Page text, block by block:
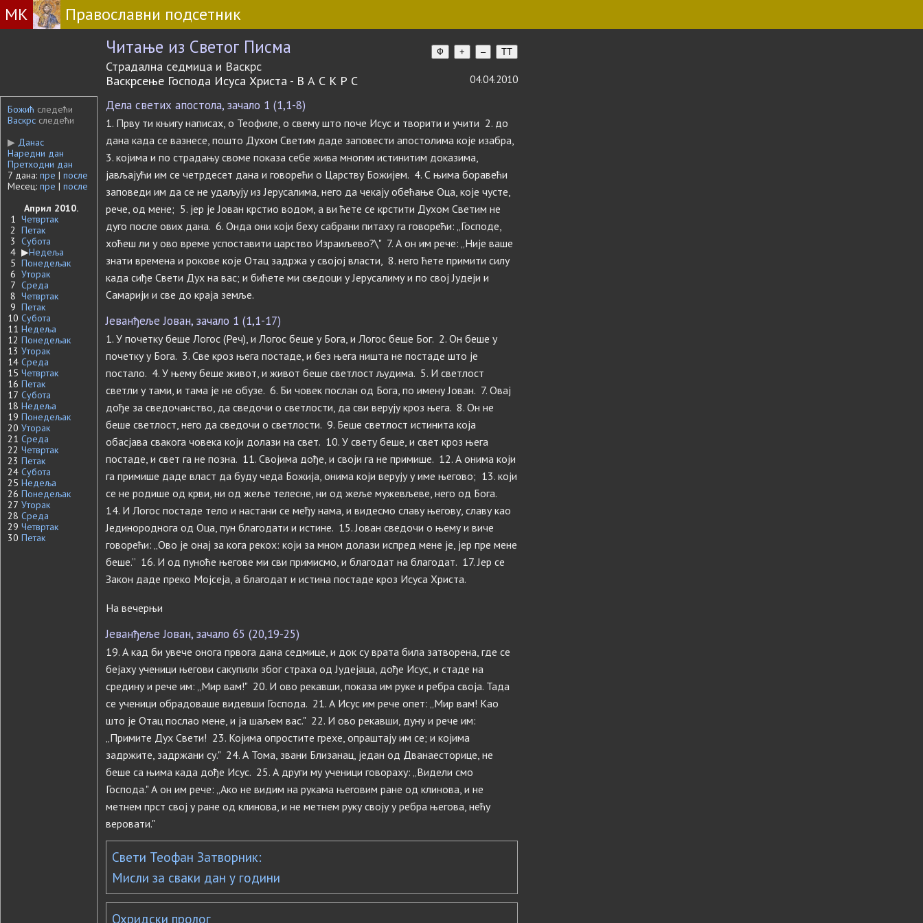
МК Православни подсетник
Читање из Светог Писма Ф + – TT
Страдална седмица и Васкрс
Васкрсење Господа Исуса Христа - В А С К Р С
04.04.2010
Божић следећи
Васкрс следећи
▶ Данас
Наредни дан
Претходни дан
7 дана: пре | после
Месец: пре | после
Април 2010.
1 Четвртак
2 Петак
3 Субота
4 ▶Недеља
5 Понедељак
6 Уторак
7 Среда
8 Четвртак
9 Петак
10 Субота
11 Недеља
12 Понедељак
13 Уторак
14 Среда
15 Четвртак
16 Петак
17 Субота
18 Недеља
19 Понедељак
20 Уторак
21 Среда
22 Четвртак
23 Петак
24 Субота
25 Недеља
26 Понедељак
27 Уторак
28 Среда
29 Четвртак
30 Петак
Дела светих апостола, зачало 1 (1,1-8)
1. Прву ти књигу написах, о Теофиле, о свему што поче Исус и творити и учити 2. до
дана када се вазнесе, пошто Духом Светим даде заповести апостолима које изабра,
3. којима и по страдању своме показа себе жива многим истинитим доказима,
јављајући им се четрдесет дана и говорећи о Царству Божијем. 4. С њима боравећи
заповеди им да се не удаљују из Јерусалима, него да чекају обећање Оца, које чусте,
рече, од мене; 5. јер је Јован крстио водом, а ви ћете се крстити Духом Светим не
дуго после ових дана. 6. Онда они који беху сабрани питаху га говорећи: „Господе,
хоћеш ли у ово време успоставити царство Израиљево?\" 7. А он им рече: „Није ваше
знати времена и рокове које Отац задржа у својој власти, 8. него ћете примити силу
када сиђе Свети Дух на вас; и бићете ми сведоци у Јерусалиму и по свој Јудеји и
Самарији и све до краја земље.
Јеванђеље Јован, зачало 1 (1,1-17)
1. У почетку беше Логос (Реч), и Логос беше у Бога, и Логос беше Бог. 2. Он беше у
почетку у Бога. 3. Све кроз њега постаде, и без њега ништа не постаде што је
постало. 4. У њему беше живот, и живот беше светлост људима. 5. И светлост
светли у тами, и тама је не обузе. 6. Би човек послан од Бога, по имену Јован. 7. Овај
дође за сведочанство, да сведочи о светлости, да сви верују кроз њега. 8. Он не
беше светлост, него да сведочи о светлости. 9. Беше светлост истинита која
обасјава свакога човека који долази на свет. 10. У свету беше, и свет кроз њега
постаде, и свет га не позна. 11. Својима дође, и своји га не примише. 12. А онима који
га примише даде власт да буду чеда Божија, онима који верују у име његово; 13. који
се не родише од крви, ни од жеље телесне, ни од жеље мужевљеве, него од Бога.
14. И Логос постаде тело и настани се међу нама, и видесмо славу његову, славу као
Јединороднога од Оца, пун благодати и истине. 15. Јован сведочи о њему и виче
говорећи: „Ово је онај за кога рекох: који за мном долази испред мене је, јер пре мене
беше.” 16. И од пуноће његове ми сви примисмо, и благодат на благодат. 17. Јер се
Закон даде преко Мојсеја, а благодат и истина постаде кроз Исуса Христа.
На вечерњи
Јеванђеље Јован, зачало 65 (20,19-25)
19. А кад би увече онога првога дана седмице, и док су врата била затворена, где се
бeјаху ученици његови сакупили због страха од Јудејаца, дође Исус, и стаде на
средину и рече им: „Мир вам!" 20. И ово рекавши, показа им руке и ребра своја. Тада
се ученици обрадоваше видевши Господа. 21. А Исус им рече опет: „Мир вам! Као
што је Отац послао мене, и ја шаљем вас." 22. И ово рекавши, дуну и рече им:
„Примите Дух Свети! 23. Којима опростите грехе, опраштају им се; и којима
задржите, задржани су." 24. А Тома, звани Близанац, један од Дванаесторице, не
беше са њима када дође Исус. 25. А други му ученици говораху: „Видели смо
Господа." А он им рече: „Ако не видим на рукама његовим ране од клинова, и не
метнем прст свој у ране од клинова, и не метнем руку своју у ребра његова, нећу
веровати."
Свети Теофан Затворник:
Мисли за сваки дан у години
Охридски пролог